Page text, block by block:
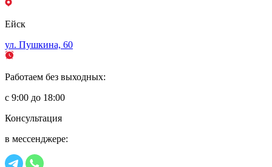
Ейск
ул. Пушкина, 60
Работаем без выходных:
с 9:00 до 18:00
Консультация
в мессенджере: